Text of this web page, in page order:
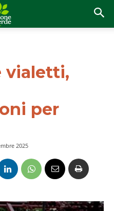
vialetti,
per
2025